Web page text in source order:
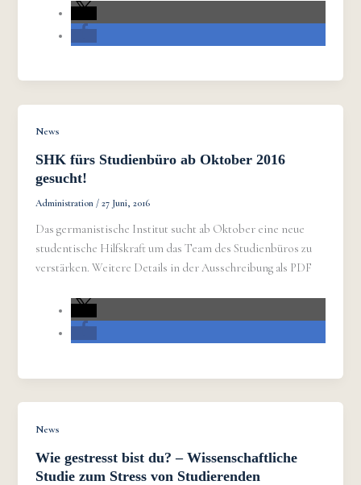
News
SHK fürs Studienbüro ab Oktober 2016
gesucht!
Administration /27 Juni, 2016
Das germanistische Institut sucht ab Oktober eine neue
studentische Hilfskraft um das Team des Studienbüros zu
verstärken. Weitere Details in der Ausschreibung als PDF
News
Wie gestresst bist du? – Wissenschaftliche
Studie zum Stress von Studierenden